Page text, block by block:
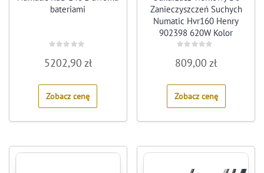
bateriami
0
out
5
5202,90 zł
Zobacz cenę
Zanieczyszczeń Suchych
Numatic Hvr160 Henry
902398 620W Kolor
Czerwony
0
out
5
809,00zł
Zobacz cenę